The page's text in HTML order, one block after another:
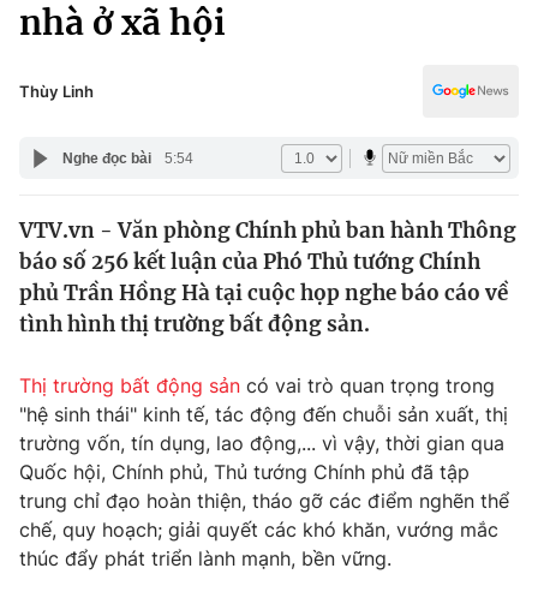
Xã hội
Pháp luật
Y tế
Thế giới
Tin tức
Thế giới đó đây
Câu chuyện quốc tế
Kinh tế
Thị trường
Góc doanh nghiệp
Dữ liệu và đời sống
Truyền hình
Phim VTV
Hậu trường
Giải trí
Điện ảnh
Văn hóa - Giải trí
nhà ở xã hội
Thùy Linh
Nghe đọc bài 5:54
VTV.vn - Văn phòng Chính phủ ban hành Thông
báo số 256 kết luận của Phó Thủ tướng Chính
phủ Trần Hồng Hà tại cuộc họp nghe báo cáo về
tình hình thị trường bất động sản.
Thị trường bất động sản có vai trò quan trọng trong
"hệ sinh thái" kinh tế, tác động đến chuỗi sản xuất, thị
trường vốn, tín dụng, lao động,... vì vậy, thời gian qua
Quốc hội, Chính phủ, Thủ tướng Chính phủ đã tập
trung chỉ đạo hoàn thiện, tháo gỡ các điểm nghẽn thể
chế, quy hoạch; giải quyết các khó khăn, vướng mắc
thúc đẩy phát triển lành mạnh, bền vững.